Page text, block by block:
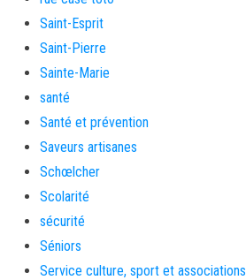
Saint-Esprit
Saint-Pierre
Sainte-Marie
santé
Santé et prévention
Saveurs artisanes
Schœlcher
Scolarité
sécurité
Séniors
Service culture, sport et associations